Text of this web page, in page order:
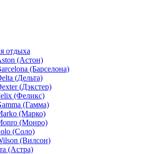
отдыха
(Астон)
(Барселона)
(Дельта)
(Дэкстер)
(Феликс)
(Гамма)
(Марко)
(Монро)
(Соло)
(Вилсон)
(Астра)